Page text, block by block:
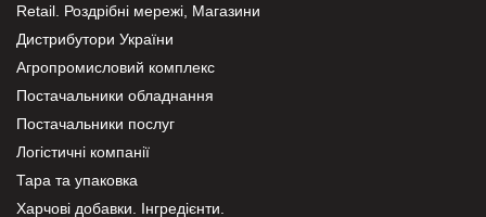
Retail. Роздрібні мережі, Магазини
Дистрибутори України
Агропромисловий комплекс
Постачальники обладнання
Постачальники послуг
Логістичні компанії
Тара та упаковка
Харчові добавки. Інгредієнти.